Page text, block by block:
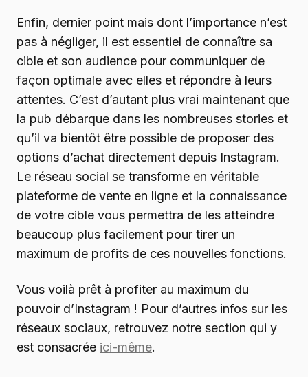
Enfin, dernier point mais dont l’importance n’est
pas à négliger, il est essentiel de connaître sa
cible et son audience pour communiquer de
façon optimale avec elles et répondre à leurs
attentes. C’est d’autant plus vrai maintenant que
la pub débarque dans les nombreuses stories et
qu’il va bientôt être possible de proposer des
options d’achat directement depuis Instagram.
Le réseau social se transforme en véritable
plateforme de vente en ligne et la connaissance
de votre cible vous permettra de les atteindre
beaucoup plus facilement pour tirer un
maximum de profits de ces nouvelles fonctions.
Vous voilà prêt à profiter au maximum du
pouvoir d’Instagram ! Pour d’autres infos sur les
réseaux sociaux, retrouvez notre section qui y
est consacrée ici-même.